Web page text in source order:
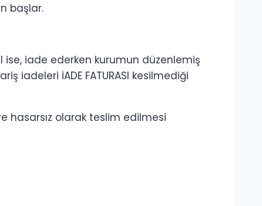
başlar.
ise, iade ederken kurumun düzenlemiş
iadeleri İADE FATURASI kesilmediği
hasarsız olarak teslim edilmesi